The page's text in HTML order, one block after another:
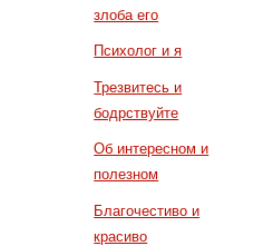
злоба его
Психолог и я
Трезвитесь и
бодрствуйте
Об интересном и
полезном
Благочестиво и
красиво